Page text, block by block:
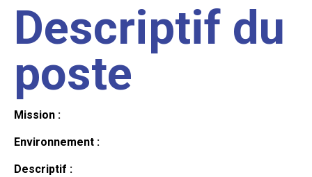
Descriptif du
poste
Mission :
Environnement :
Descriptif :